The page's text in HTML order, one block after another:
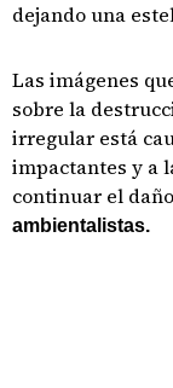
dejando una
Las imágenes
sobre la
irregular está
impactantes y a
continuar el
ambientalistas.